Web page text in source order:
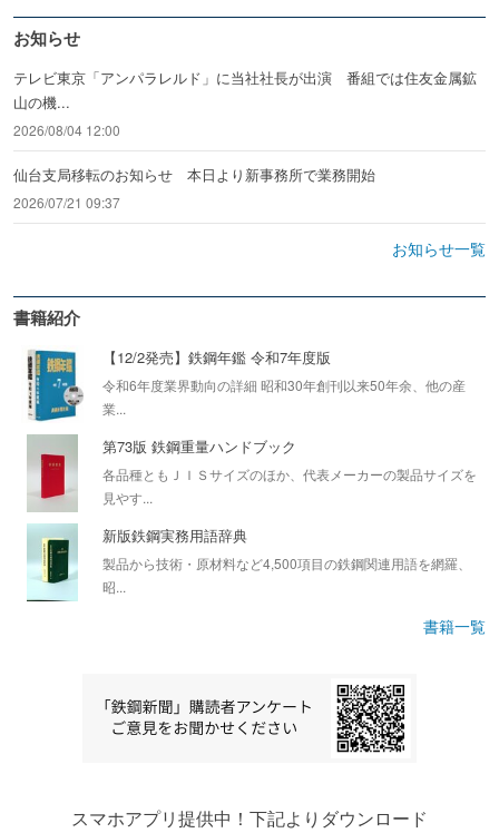
お知らせ
テレビ東京「アンパラレルド」に当社社長が出演 番組では住友金属鉱
山の機...
2026/08/04 12:00
仙台支局移転のお知らせ 本日より新事務所で業務開始
2026/07/21 09:37
お知らせ一覧
書籍紹介
【12/2発売】鉄鋼年鑑 令和7年度版
令和6年度業界動向の詳細 昭和30年創刊以来50年余、他の産
業...
第73版 鉄鋼重量ハンドブック
各品種ともＪＩＳサイズのほか、代表メーカーの製品サイズを
見やす...
新版鉄鋼実務用語辞典
製品から技術・原材料など4,500項目の鉄鋼関連用語を網羅、
昭...
書籍一覧
スマホアプリ提供中！下記よりダウンロード